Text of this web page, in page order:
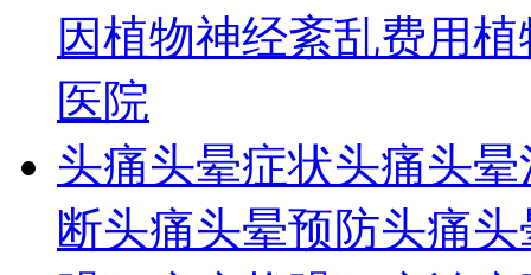
因植物神经紊乱费用植
医院
头痛头晕症状头痛头
断头痛头晕预防头痛